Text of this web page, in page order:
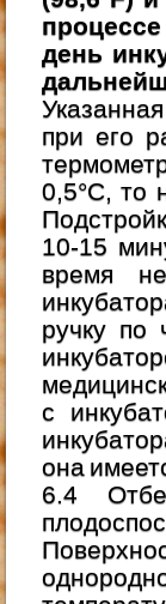
день
при его
0,5°С, то
10-15
время
ручку по
с
она
6.4